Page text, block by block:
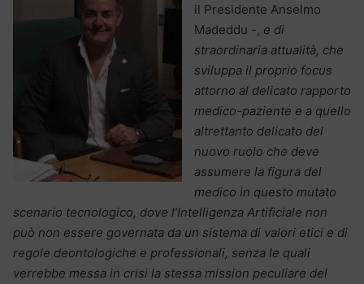
il Presidente Anselmo
Madeddu -, e di
straordinaria attualità, che
sviluppa il proprio focus
attorno al delicato rapporto
medico-paziente e a quello
altrettanto delicato del
nuovo ruolo che deve
assumere la figura del
medico in questo mutato
scenario tecnologico, dove l’Intelligenza Artificiale non
può non essere governata da un sistema di valori etici e di
regole deontologiche e professionali, senza le quali
verrebbe messa in crisi la stessa mission peculiare del